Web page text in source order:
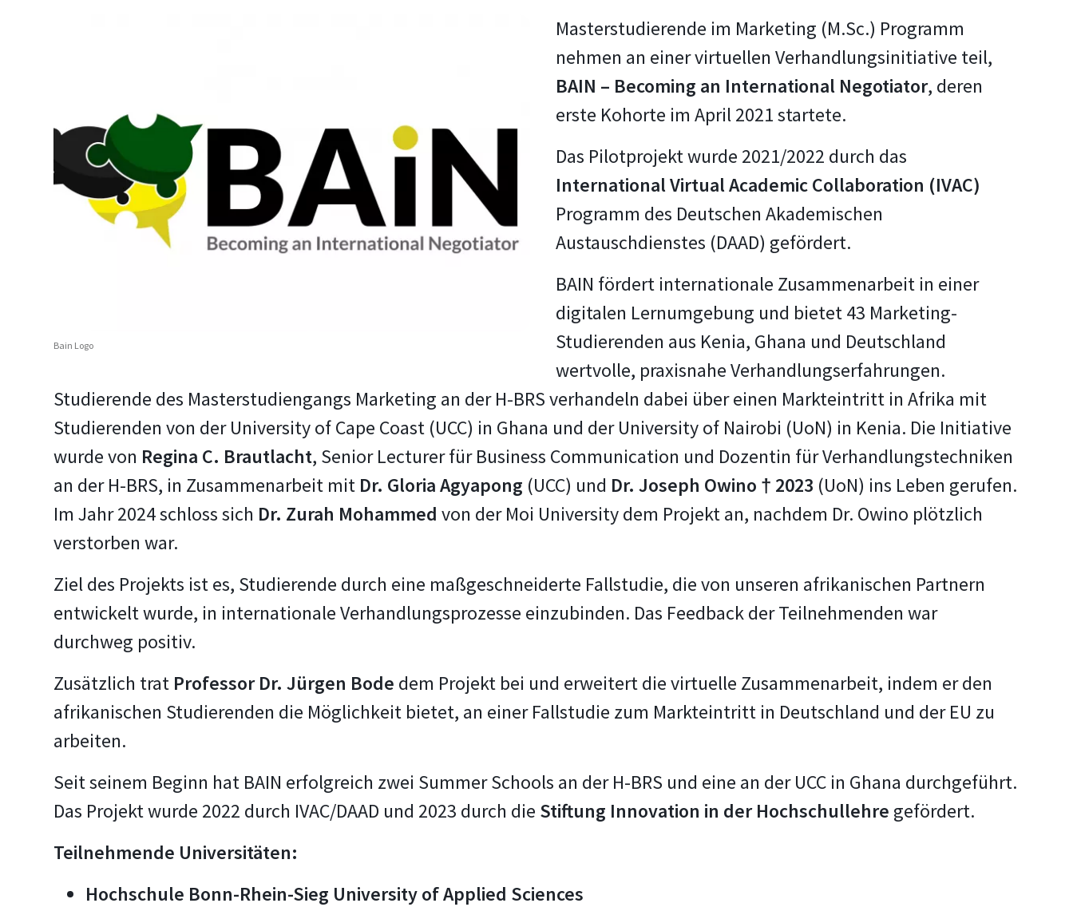
Bain Logo
Masterstudierende im Marketing (M.Sc.) Programm
nehmen an einer virtuellen Verhandlungsinitiative teil,
BAIN – Becoming an International Negotiator, deren
erste Kohorte im April 2021 startete.
Das Pilotprojekt wurde 2021/2022 durch das
International Virtual Academic Collaboration (IVAC)
Programm des Deutschen Akademischen
Austauschdienstes (DAAD) gefördert.
BAIN fördert internationale Zusammenarbeit in einer
digitalen Lernumgebung und bietet 43 Marketing-
Studierenden aus Kenia, Ghana und Deutschland
wertvolle, praxisnahe Verhandlungserfahrungen.
Studierende des Masterstudiengangs Marketing an der H-BRS verhandeln dabei über einen Markteintritt in Afrika mit
Studierenden von der University of Cape Coast (UCC) in Ghana und der University of Nairobi (UoN) in Kenia. Die Initiative
wurde von Regina C. Brautlacht, Senior Lecturer für Business Communication und Dozentin für Verhandlungstechniken
an der H-BRS, in Zusammenarbeit mit Dr. Gloria Agyapong (UCC) und Dr. Joseph Owino † 2023 (UoN) ins Leben gerufen.
Im Jahr 2024 schloss sich Dr. Zurah Mohammed von der Moi University dem Projekt an, nachdem Dr. Owino plötzlich
verstorben war.
Ziel des Projekts ist es, Studierende durch eine maßgeschneiderte Fallstudie, die von unseren afrikanischen Partnern
entwickelt wurde, in internationale Verhandlungsprozesse einzubinden. Das Feedback der Teilnehmenden war
durchweg positiv.
Zusätzlich trat Professor Dr. Jürgen Bode dem Projekt bei und erweitert die virtuelle Zusammenarbeit, indem er den
afrikanischen Studierenden die Möglichkeit bietet, an einer Fallstudie zum Markteintritt in Deutschland und der EU zu
arbeiten.
Seit seinem Beginn hat BAIN erfolgreich zwei Summer Schools an der H-BRS und eine an der UCC in Ghana durchgeführt.
Das Projekt wurde 2022 durch IVAC/DAAD und 2023 durch die Stiftung Innovation in der Hochschullehre gefördert.
Teilnehmende Universitäten:
Hochschule Bonn-Rhein-Sieg University of Applied Sciences